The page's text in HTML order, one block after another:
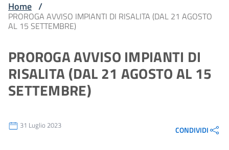
Home /
PROROGA AVVISO IMPIANTI DI RISALITA (DAL 21 AGOSTO
AL 15 SETTEMBRE)
PROROGA AVVISO IMPIANTI DI
RISALITA (DAL 21 AGOSTO AL 15
SETTEMBRE)
31 Luglio 2023 CONDIVIDI